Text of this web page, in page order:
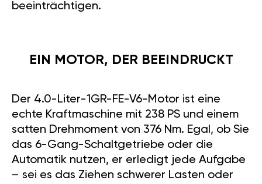
beeinträchtigen.
EIN MOTOR, DER BEEINDRUCKT
Der 4.0-Liter-1GR-FE-V6-Motor ist eine
echte Kraftmaschine mit 238 PS und einem
satten Drehmoment von 376 Nm. Egal, ob Sie
das 6-Gang-Schaltgetriebe oder die
Automatik nutzen, er erledigt jede Aufgabe
– sei es das Ziehen schwerer Lasten oder